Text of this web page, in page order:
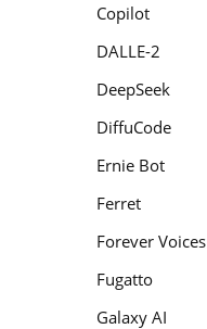
Copilot
DALLE-2
DeepSeek
DiffuCode
Ernie Bot
Ferret
Forever Voices
Fugatto
Galaxy AI